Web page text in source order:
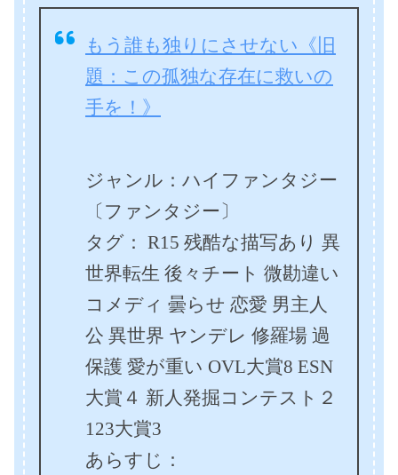
もう誰も独りにさせない《旧
題：この孤独な存在に救いの
手を！》
ジャンル：ハイファンタジー
〔ファンタジー〕
タグ： R15 残酷な描写あり 異
世界転生 後々チート 微勘違い
コメディ 曇らせ 恋愛 男主人
公 異世界 ヤンデレ 修羅場 過
保護 愛が重い OVL大賞8 ESN
大賞４ 新人発掘コンテスト２
123大賞3
あらすじ：